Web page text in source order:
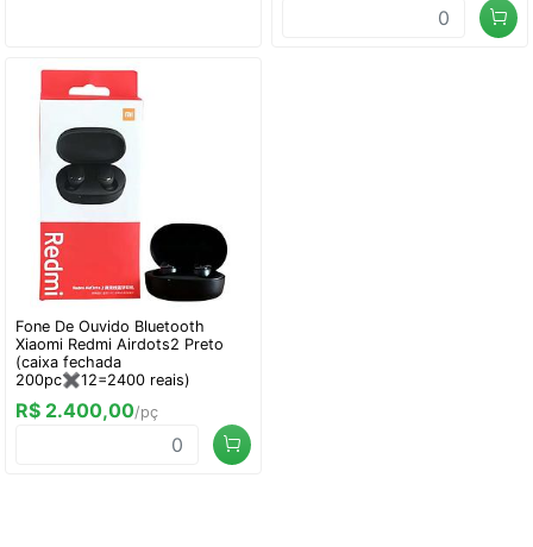
Fone De Ouvido Bluetooth
Xiaomi Redmi Airdots2 Preto
(caixa fechada
200pc✖️12=2400 reais)
R$ 2.400,00/pç